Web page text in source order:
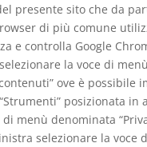
presente sito che da
di più comune
e controlla Google
la voce di
ove è
posizionata
menù denominata
selezionare la voce